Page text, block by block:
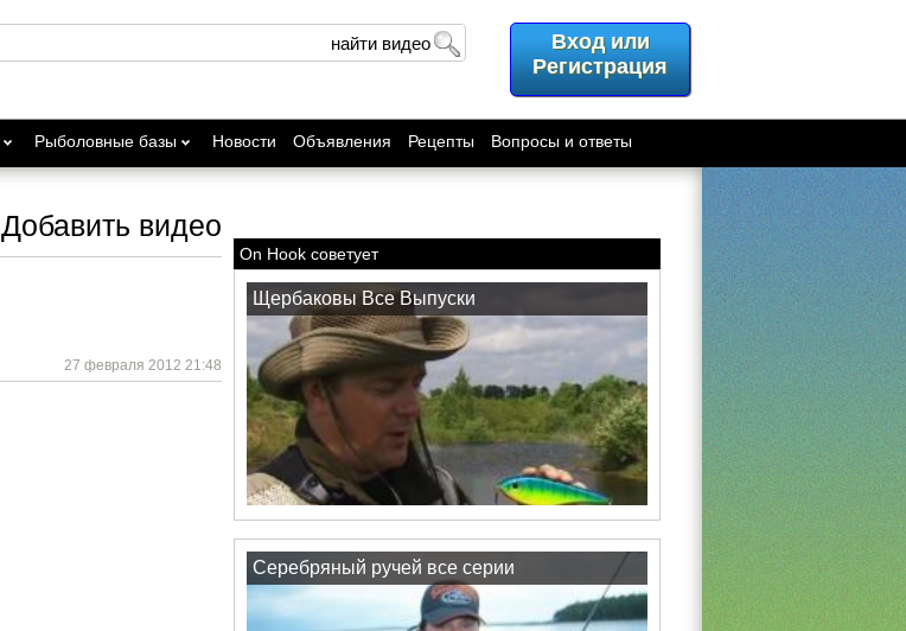
найти видео
Вход или
Регистрация
Рыболовные базы Новости Объявления Рецепты Вопросы и ответы
Добавить видео
27 февраля 2012 21:48
On Hook советует
Щербаковы Все Выпуски
Серебряный ручей все серии